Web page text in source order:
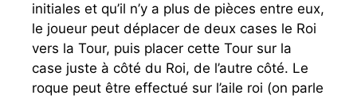
initiales et qu’il n’y a plus de pièces entre eux,
le joueur peut déplacer de deux cases le Roi
vers la Tour, puis placer cette Tour sur la
case juste à côté du Roi, de l’autre côté. Le
roque peut être effectué sur l’aile roi (on parle